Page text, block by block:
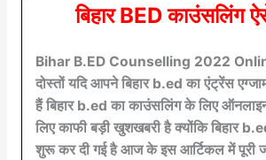
बिहार BED काउंसलिंग
Bihar B.ED Counselling 2022
दोस्तों यदि आपने बिहार b.ed का एंट्रेंस
हैं बिहार b.ed का काउंसलिंग के लिए
लिए काफी बड़ी खुशखबरी है क्योंकि बिहार
शुरू कर दी गई है आज के इस आर्टिकल में पूरी